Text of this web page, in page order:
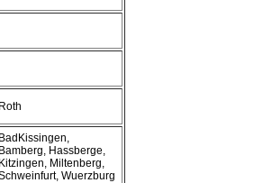
Roth
BadKissingen,
Bamberg, Hassberge,
Kitzingen, Miltenberg,
Wuerzburg